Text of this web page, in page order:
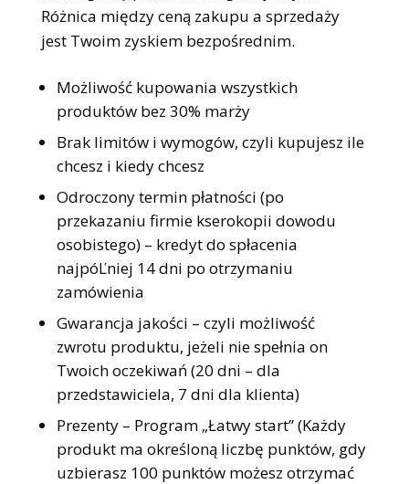
Różnica między ceną zakupu a sprzedaży
jest Twoim zyskiem bezpośrednim.
Możliwość kupowania wszystkich
produktów bez 30% marży
Brak limitów i wymogów, czyli kupujesz ile
chcesz i kiedy chcesz
Odroczony termin płatności (po
przekazaniu firmie kserokopii dowodu
osobistego) – kredyt do spłacenia
najpóĽniej 14 dni po otrzymaniu
zamówienia
Gwarancja jakości – czyli możliwość
zwrotu produktu, jeżeli nie spełnia on
Twoich oczekiwań (20 dni – dla
przedstawiciela, 7 dni dla klienta)
Prezenty – Program „Łatwy start” (Każdy
produkt ma określoną liczbę punktów, gdy
uzbierasz 100 punktów możesz otrzymać